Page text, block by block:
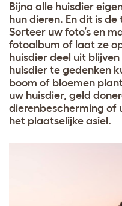
Bijna alle huisdier
hun dieren. En dit is
Sorteer uw foto’s en
fotoalbum of laat ze
huisdier deel uit
huisdier te gedenken
boom of bloemen
uw huisdier, geld
dierenbescherming of
het plaatselijke asiel.